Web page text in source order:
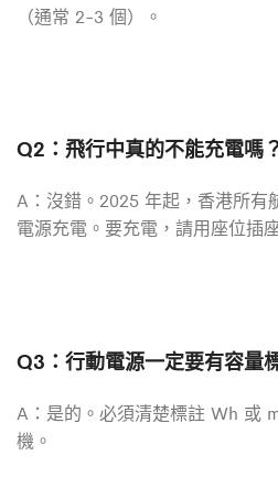
（通常 2-3 個）。
Q2：飛行中真的不能充電嗎？
A：沒錯。2025 年起，香港所有
電源充電。要充電，請用座位插
Q3：行動電源一定要有容量
A：是的。必須清楚標註 Wh 或
機。